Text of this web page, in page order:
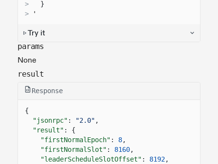
>
}
>
'
Try it
params
None
result
Response
{
"jsonrpc" : "2.0" ,
"result" : {
"firstNormalEpoch" : 8,
"firstNormalSlot" : 8160,
"leaderScheduleSlotOffset" : 8192,